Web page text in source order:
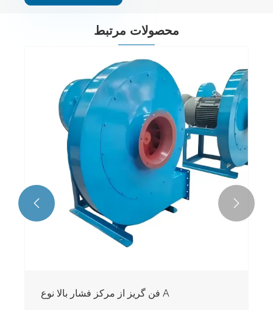
محصولات مرتبط
فن گریز از مرکز فشار بالا نوع A
 